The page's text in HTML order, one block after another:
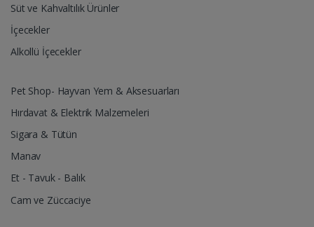
Süt ve Kahvaltılık Ürünler
İçecekler
Alkollü İçecekler
Pet Shop- Hayvan Yem & Aksesuarları
Hırdavat & Elektrik Malzemeleri
Sigara & Tütün
Manav
Et - Tavuk - Balık
Cam ve Züccaciye